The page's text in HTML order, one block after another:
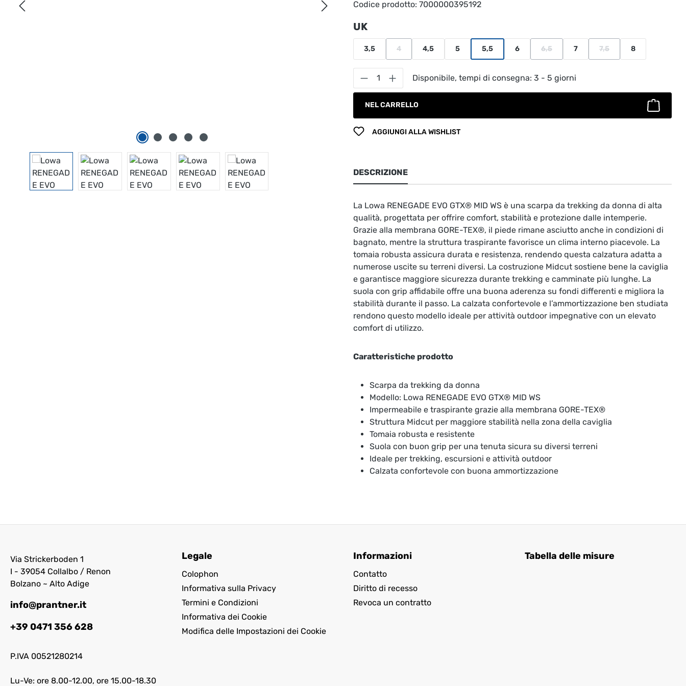
Codice prodotto: 7000000395192
Seleziona
UK
3,5 4
(Questa opzione non è al momento disponibile.)
4,5 5 5,5 6 6,5
(Questa opzione non è al momento
7 7,5
(Questa opzione non è al
8
Quantità del prodotto: inserisci la quantità desiderata o
Disponibile, tempi di consegna: 3 - 5 giorni
NEL CARRELLO
AGGIUNGI ALLA WISHLIST
DESCRIZIONE
La Lowa RENEGADE EVO GTX® MID WS è una scarpa da trekking da donna di alta
qualità, progettata per offrire comfort, stabilità e protezione dalle intemperie.
Grazie alla membrana GORE-TEX®, il piede rimane asciutto anche in condizioni di
bagnato, mentre la struttura traspirante favorisce un clima interno piacevole. La
tomaia robusta assicura durata e resistenza, rendendo questa calzatura adatta a
numerose uscite su terreni diversi. La costruzione Midcut sostiene bene la caviglia
e garantisce maggiore sicurezza durante trekking e camminate più lunghe. La
suola con grip affidabile offre una buona aderenza su fondi differenti e migliora la
stabilità durante il passo. La calzata confortevole e l’ammortizzazione ben studiata
rendono questo modello ideale per attività outdoor impegnative con un elevato
comfort di utilizzo.
Caratteristiche prodotto
Scarpa da trekking da donna
Modello: Lowa RENEGADE EVO GTX® MID WS
Impermeabile e traspirante grazie alla membrana GORE-TEX®
Struttura Midcut per maggiore stabilità nella zona della caviglia
Tomaia robusta e resistente
Suola con buon grip per una tenuta sicura su diversi terreni
Ideale per trekking, escursioni e attività outdoor
Calzata confortevole con buona ammortizzazione
Via Strickerboden 1
I - 39054 Collalbo / Renon
Bolzano ~ Alto Adige
info@prantner.it
+39 0471 356 628
P.IVA 00521280214
Lu-Ve: ore 8.00-12.00, ore 15.00-18.30
Legale
Colophon
Informativa sulla Privacy
Termini e Condizioni
Informativa dei Cookie
Modifica delle Impostazioni dei Cookie
Informazioni
Contatto
Diritto di recesso
Revoca un contratto
Tabella delle misure